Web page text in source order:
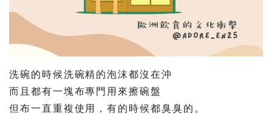
洗碗的時候洗碗精的泡沫都沒在沖
而且都有一塊布專門用來擦碗盤
但布一直重複使用，有的時候都臭臭的。